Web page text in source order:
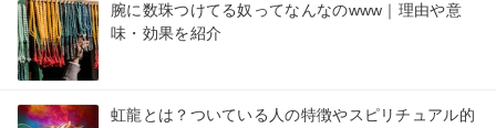
腕に数珠つけてる奴ってなんなのwww｜理由や意
味・効果を紹介
虹龍とは？ついている人の特徴やスピリチュアル的